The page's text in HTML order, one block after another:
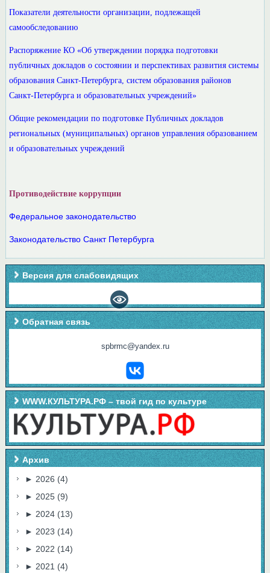
Показатели деятельности организации, подлежащей
самообследованию
Распоряжение КО «Об утверждении порядка подготовки
публичных докладов о состоянии и перспективах развития системы
образования Санкт-Петербурга, систем образования районов
Санкт-Петербурга и образовательных учреждений»
Общие рекомендации по подготовке Публичных докладов
региональных (муниципальных) органов управления образованием
и образовательных учреждений
Противодействие коррупции
Федеральное законодательство
Законодательство Санкт Петербурга
Версия для слабовидящих
Обратная связь
spbrmc@yandex.ru
WWW.КУЛЬТУРА.РФ – твой гид по культуре
Архив
► 2026 (4)
► 2025 (9)
► 2024 (13)
► 2023 (14)
► 2022 (14)
► 2021 (4)